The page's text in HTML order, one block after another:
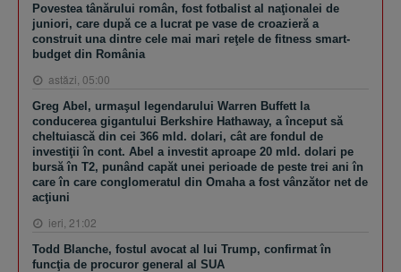
Povestea tânărului român, fost fotbalist al naţionalei de
juniori, care după ce a lucrat pe vase de croazieră a
construit una dintre cele mai mari reţele de fitness smart-
budget din România
astăzi, 05:00
Greg Abel, urmaşul legendarului Warren Buffett la
conducerea gigantului Berkshire Hathaway, a început să
cheltuiască din cei 366 mld. dolari, cât are fondul de
investiţii în cont. Abel a investit aproape 20 mld. dolari pe
bursă în T2, punând capăt unei perioade de peste trei ani în
care în care conglomeratul din Omaha a fost vânzător net de
acţiuni
ieri, 21:02
Todd Blanche, fostul avocat al lui Trump, confirmat în
funcţia de procuror general al SUA